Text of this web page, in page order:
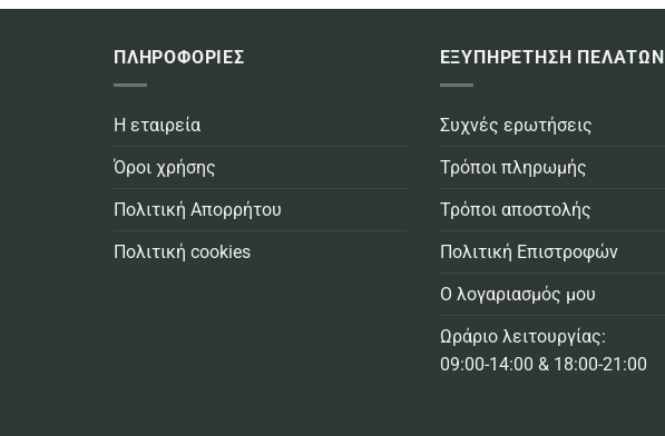
ΠΛΗΡΟΦΟΡΙΕΣ
Η εταιρεία
Όροι χρήσης
Πολιτική Απορρήτου
Πολιτική cookies
ΕΞΥΠΗΡΕΤΗΣΗ ΠΕΛΑΤΩΝ
Συχνές ερωτήσεις
Τρόποι πληρωμής
Τρόποι αποστολής
Πολιτική Επιστροφών
Ο λογαριασμός μου
Ωράριο λειτουργίας:
09:00-14:00 & 18:00-21:00